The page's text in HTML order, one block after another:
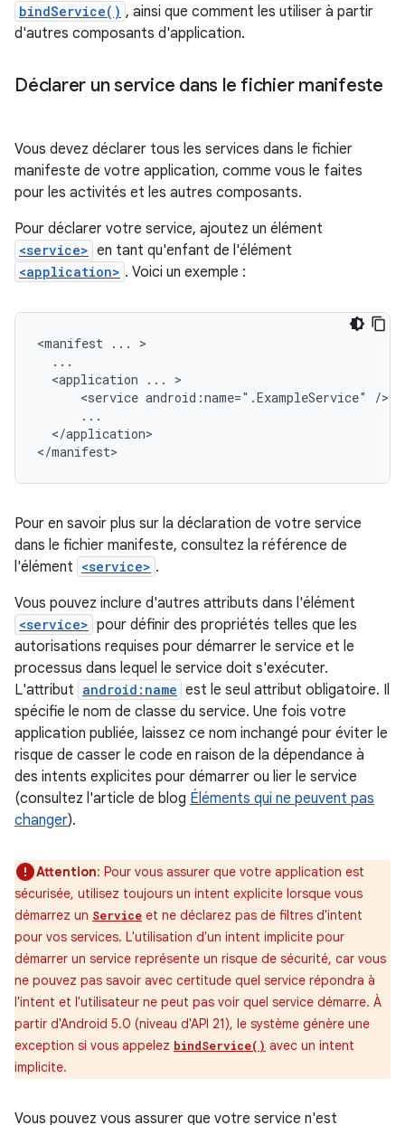
bindService() , ainsi que comment les utiliser à partir
d'autres composants d'application.
Déclarer un service dans le fichier manifeste
Vous devez déclarer tous les services dans le fichier
manifeste de votre application, comme vous le faites
pour les activités et les autres composants.
Pour déclarer votre service, ajoutez un élément
<service> en tant qu'enfant de l'élément
<application> . Voici un exemple :
<manifest ...
<application
...
<service android:name=".ExampleService"
</application>
</manifest>
Pour en savoir plus sur la déclaration de votre service
dans le fichier manifeste, consultez la référence de
l'élément <service> .
Vous pouvez inclure d'autres attributs dans l'élément
<service> pour définir des propriétés telles que les
autorisations requises pour démarrer le service et le
processus dans lequel le service doit s'exécuter.
L'attribut android:name est le seul attribut obligatoire. Il
spécifie le nom de classe du service. Une fois votre
application publiée, laissez ce nom inchangé pour éviter le
risque de casser le code en raison de la dépendance à
des intents explicites pour démarrer ou lier le service
(consultez l'article de blog Éléments qui ne peuvent pas
changer).
Attention: Pour vous assurer que votre application est
sécurisée, utilisez toujours un intent explicite lorsque vous
démarrez un Service et ne déclarez pas de filtres d'intent
pour vos services. L'utilisation d'un intent implicite pour
démarrer un service représente un risque de sécurité, car vous
ne pouvez pas savoir avec certitude quel service répondra à
l'intent et l'utilisateur ne peut pas voir quel service démarre. À
partir d'Android 5.0 (niveau d'API 21), le système génère une
exception si vous appelez bindService() avec un intent
implicite.
Vous pouvez vous assurer que votre service n'est